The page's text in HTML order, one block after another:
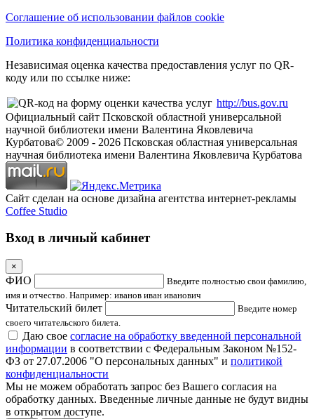
Соглашение об использовании файлов cookie
Политика конфиденциальности
Независимая оценка качества предоставления услуг по QR-
коду или по ссылке ниже:
http://bus.gov.ru
Официальный сайт Псковской областной универсальной
научной библиотеки имени Валентина Яковлевича
Курбатова© 2009 - 2026 Псковская областная универсальная
научная библиотека имени Валентина Яковлевича Курбатова
Сайт сделан на основе дизайна агентства интернет-рекламы
Coffee Studio
Вход в личный кабинет
×
ФИО
Введите полностью свои фамилию,
имя и отчество. Например: иванов иван иванович
Читательский билет
Введите номер
своего читательского билета.
Даю свое согласие на обработку введенной персональной
информации в соответствии с Федеральным Законом №152-
ФЗ от 27.07.2006 "О персональных данных" и политикой
конфиденциальности
Мы не можем обработать запрос без Вашего согласия на
обработку данных. Введенные личные данные не будут видны
в открытом доступе.